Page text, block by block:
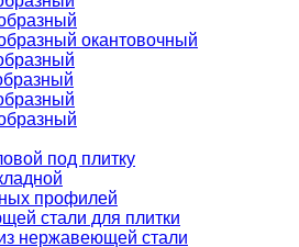
окантовочный
под плитку
профилей
стали для плитки
нержавеющей стали